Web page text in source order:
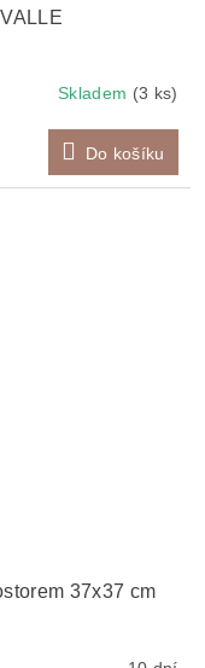
Skladem (3 ks)
Do košíku
37x37 cm